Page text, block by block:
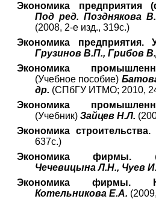
Экономика предприятия
Под ред. Позднякова
(2008, 2-е изд., 319с.)
Экономика предприятия.
Грузинов В.П., Грибов
Экономика
(Учебное пособие)
др. (СПбГУ ИТМО; 2010,
Экономика
(Учебник) Зайцев Н.Л.
Экономика
637с.)
Экономика фирмы.
Чечевицына Л.Н., Чуев
Экономика фирмы.
Котельникова Е.А.